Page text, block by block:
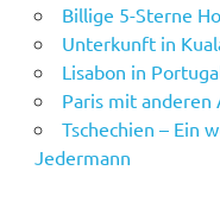
Billige 5-Sterne
Unterkunft in
Lisabon in
Paris mit anderen
Tschechien – Ein
Jedermann